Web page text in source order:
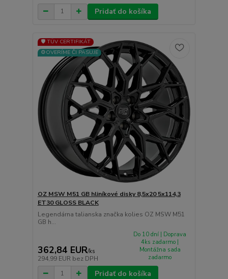
Pridať do košíka
🛡️ TÜV CERTIFIKÁT
⚙️OVERÍME ČI PASUJE
OZ MSW M51 GB hliníkové disky 8,5x20 5x114,3
ET30 GLOSS BLACK
Legendárna talianska značka kolies OZ MSW M51
GB h...
362,84 EUR/ks
294,99 EUR bez DPH
Do 10 dní | Doprava
4ks zadarmo |
Montážna sada
zadarmo
Pridať do košíka